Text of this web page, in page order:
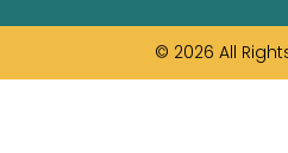
© 2026 All